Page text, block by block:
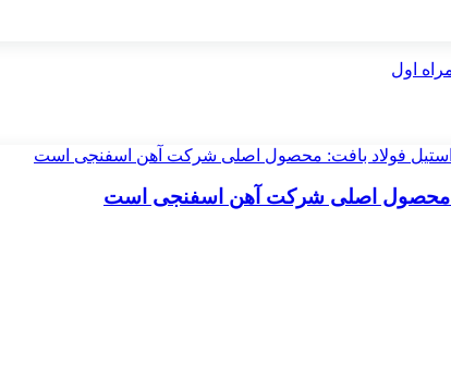
اول
محصول اصلی شرکت آهن اسفنجی است